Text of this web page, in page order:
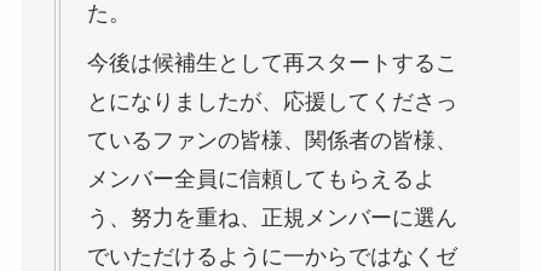
た。
今後は候補生として再スタートするこ
とになりましたが、応援してくださっ
ているファンの皆様、関係者の皆様、
メンバー全員に信頼してもらえるよ
う、努力を重ね、正規メンバーに選ん
でいただけるように一からではなくゼ